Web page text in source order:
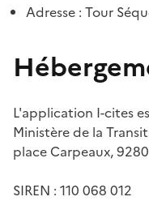
Adresse : Tour
L'application I-cites
Ministère de la
place Carpeaux,
SIREN : 110 068 012